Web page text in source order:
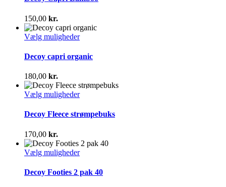
varesiden
Mulighederne
kan
vælges
varesiden
150,00 kr.
Vælg mulighederDette
har
Mulighederne
kan
vælges
varesiden
Decoy capri organic
180,00 kr.
Vælg mulighederDette
har
flere
Mulighederne
kan
vælges
varesiden
Decoy Fleece strømpebuks
170,00 kr.
Vælg mulighederDette
har
flere
Decoy Footies 2 pak 40